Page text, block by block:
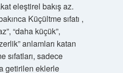
eleştirel bakış az.
Küçültme sıfatı ,
“daha küçük”,
anlamları katan
sıfatları, sadece
getirilen eklerle